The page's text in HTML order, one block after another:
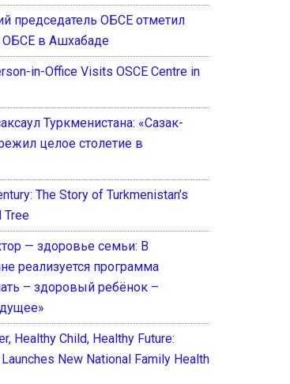
председатель ОБСЕ отметил
ОБСЕ в Ашхабаде
in-Office Visits OSCE Centre in
Туркменистана: «Сазак-
целое столетие в
The Story of Turkmenistan’s
Tree
— здоровье семьи: В
реализуется программа
– здоровый ребёнок –
Healthy Child, Healthy Future:
New National Family Health